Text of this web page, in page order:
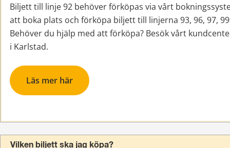
Biljett till linje 92 behöver förköpas via vårt
att boka plats och förköpa biljett till linjerna 93, 96, 97,
Behöver du hjälp med att förköpa? Besök vårt
i Karlstad.
Läs mer här
Vilken biljett ska jag köpa?